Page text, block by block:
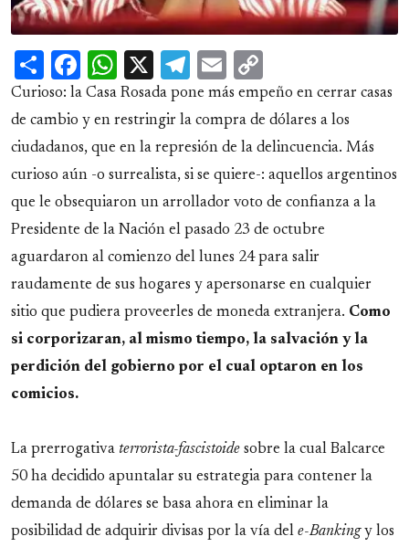
ShareFacebook
WhatsApp
X Telegram
Email
Link
Curioso: la Casa Rosada pone más empeño en cerrar casas
de cambio y en restringir la compra de dólares a los
ciudadanos, que en la represión de la delincuencia. Más
curioso aún -o surrealista, si se quiere-: aquellos argentinos
que le obsequiaron un arrollador voto de confianza a la
Presidente de la Nación el pasado 23 de octubre
aguardaron al comienzo del lunes 24 para salir
raudamente de sus hogares y apersonarse en cualquier
sitio que pudiera proveerles de moneda extranjera. Como
si corporizaran, al mismo tiempo, la salvación y la
perdición del gobierno por el cual optaron en los
comicios.
La prerrogativa terrorista-fascistoide sobre la cual Balcarce
50 ha decidido apuntalar su estrategia para contener la
demanda de dólares se basa ahora en eliminar la
posibilidad de adquirir divisas por la vía del e-Bankingy los